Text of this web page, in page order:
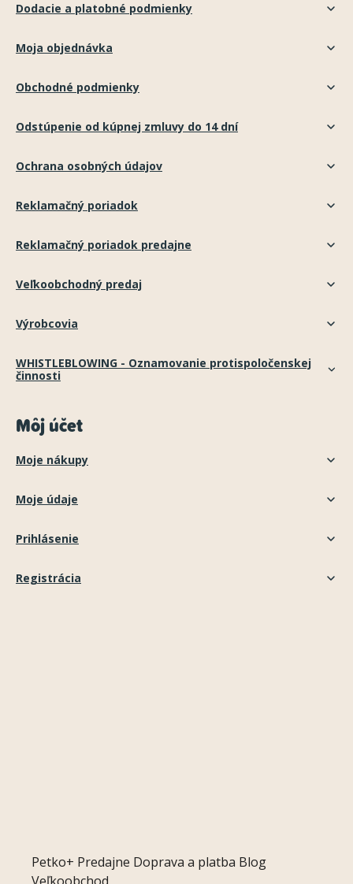
Dodacie a platobné podmienky
Moja objednávka
Obchodné podmienky
Odstúpenie od kúpnej zmluvy do 14 dní
Ochrana osobných údajov
Reklamačný poriadok
Reklamačný poriadok predajne
Veľkoobchodný predaj
Výrobcovia
WHISTLEBLOWING - Oznamovanie protispoločenskej
činnosti
Môj účet
Moje nákupy
Moje údaje
Prihlásenie
Registrácia
Petko+ Predajne Doprava a platba Blog